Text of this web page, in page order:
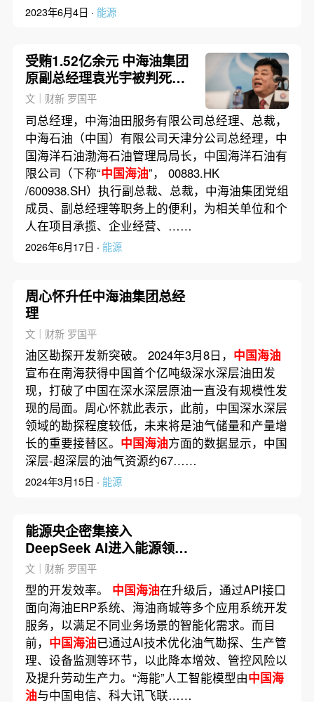
2023年6月4日 · 能源
受贿1.52亿余元 中海油集团
原副总经理袁光宇被判死缓
（更新）
文｜财新 罗国平
司总经理，中海油田服务有限公司总经理、总裁，
中海石油（中国）有限公司天津分公司总经理，中
国海洋石油渤海石油管理局局长，中国海洋石油有
限公司（下称“中国海油”， 00883.HK
/600938.SH）执行副总裁、总裁，中海油集团党组
成员、副总经理等职务上的便利，为相关单位和个
人在项目承揽、企业经营、……
2026年6月17日 · 能源
周心怀升任中海油集团总经
理
文｜财新 罗国平
油区勘探开发新突破。 2024年3月8日， 中国海油
宣布在南海获得中国首个亿吨级深水深层油田发
现，打破了中国在深水深层原油一直没有规模性发
现的局面。周心怀就此表示，此前，中国深水深层
领域的勘探程度较低，未来将是油气储量和产量增
长的重要接替区。 中国海油方面的数据显示，中国
深层-超深层的油气资源约67……
2024年3月15日 · 能源
能源央企密集接入
DeepSeek AI进入能源领域
刚起步
文｜财新 罗国平
型的开发效率。 中国海油在升级后，通过API接口
面向海油ERP系统、海油商城等多个应用系统开发
服务，以满足不同业务场景的智能化需求。而目
前， 中国海油已通过AI技术优化油气勘探、生产管
理、设备监测等环节，以此降本增效、管控风险以
及提升劳动生产力。“海能”人工智能模型由中国海
油与中国电信、科大讯飞联……